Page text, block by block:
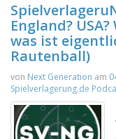
England?
was ist
Rautenball)
von Next Generation am
Spielverlagerung.de